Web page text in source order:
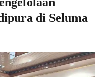
di Seluma